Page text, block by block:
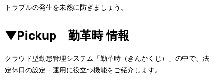
トラブルの発生を未然に防ぎましょう。
▼Pickup 勤革時 情報
クラウド型勤怠管理システム「勤革時（きんかくじ）」の中で、法
定休日の設定・運用に役立つ機能をご紹介します。